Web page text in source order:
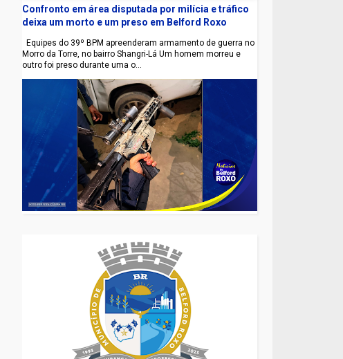
Confronto em área disputada por milícia e tráfico
deixa um morto e um preso em Belford Roxo
Equipes do 39º BPM apreenderam armamento de guerra no
Morro da Torre, no bairro Shangri-Lá Um homem morreu e
outro foi preso durante uma o...